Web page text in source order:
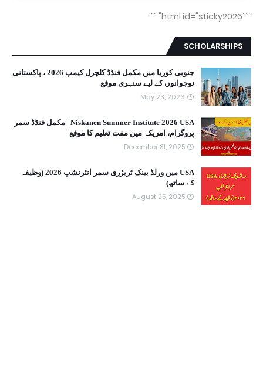
```html id="sticky2026"
```
SCHOLARSHIPS
جنوبی کوریا میں مکمل فنڈڈ کلچرل کیمپ 2026 ، پاکستانی
نوجوانوں کے لیے سنہری موقع
May 23, 2026
Niskanen Summer Institute 2026 USA | مکمل فنڈڈ سمر
پروگرام، امریکہ میں مفت تعلیم کا موقع
December 31, 2025
USA میں ورلڈ بینک ٹریژری سمر انٹرنشپ 2026 (وظیفہ
کے ساتھ)
August 25, 2025